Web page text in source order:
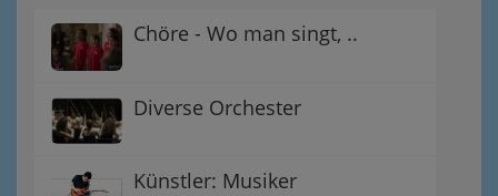
Chöre - Wo man singt, ..
Diverse Orchester
Künstler: Musiker